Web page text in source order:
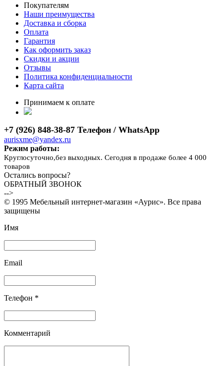
Покупателям
Наши преимущества
Доставка и сборка
Оплата
Гарантия
Как оформить заказ
Скидки и акции
Отзывы
Политика конфиденциальности
Карта сайта
Принимаем к оплате
+7 (926) 848-38-87 Телефон / WhatsApp
aurisxme@yandex.ru
Режим работы:
Круглосуточно,без выходных. Сегодня в продаже более 4 000
товаров
Остались вопросы?
ОБРАТНЫЙ ЗВОНОК
-->
© 1995 Мебельный интернет-магазин «Аурис». Все права
защищены
Имя
Email
Телефон *
Комментарий